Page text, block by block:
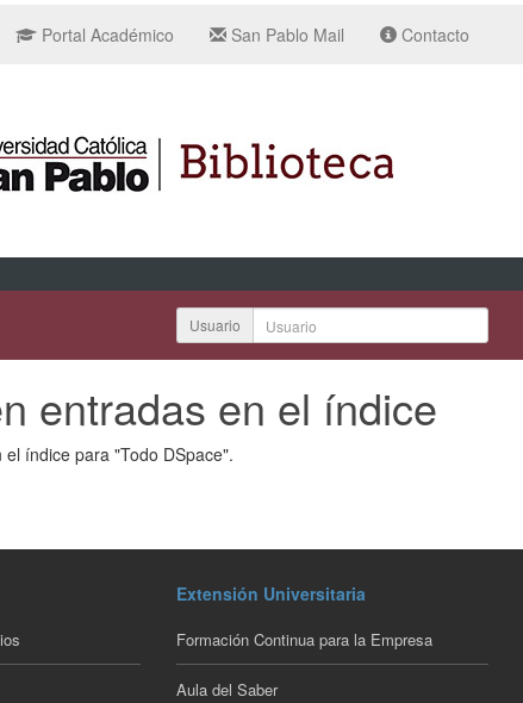
Portal Académico San Pablo Mail Contacto
Usuario
entradas en el índice
índice para "Todo DSpace".
Extensión Universitaria
Formación Continua para la Empresa
Aula del Saber